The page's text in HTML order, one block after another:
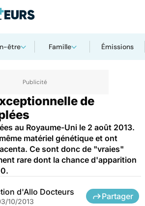
être Famille Émissions
Grossesse
de
au Royaume-Uni le 2 août 2013.
matériel génétique et ont
Ce sont donc de "vraies"
rare dont la chance d'apparition
d'Allo Docteurs
10/2013
Partager